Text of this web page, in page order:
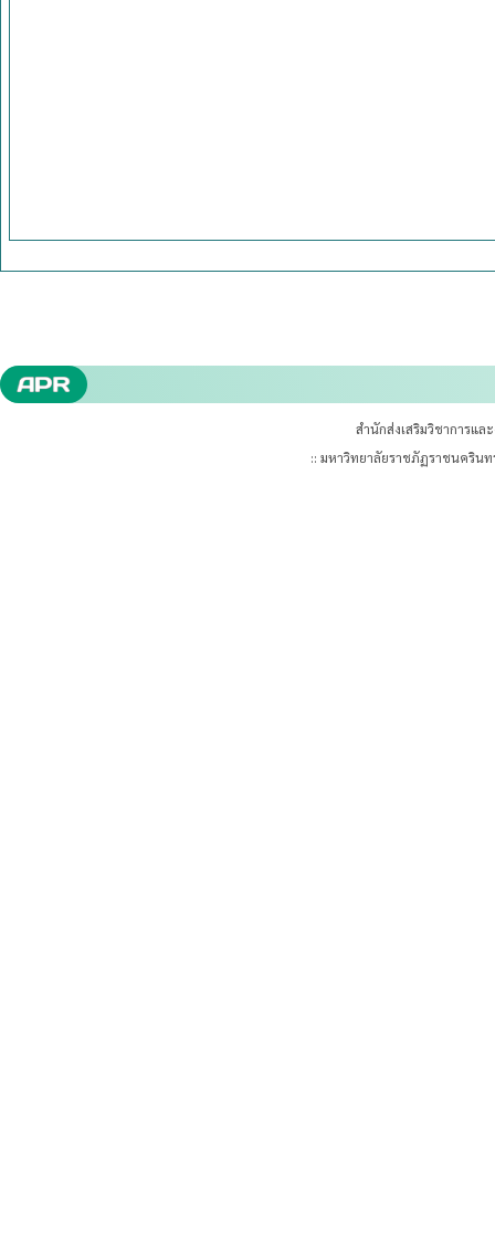
สำนักส่งเสริมวิชาการแ
:: มหาวิทยาลัยราชภัฏราชนคริน